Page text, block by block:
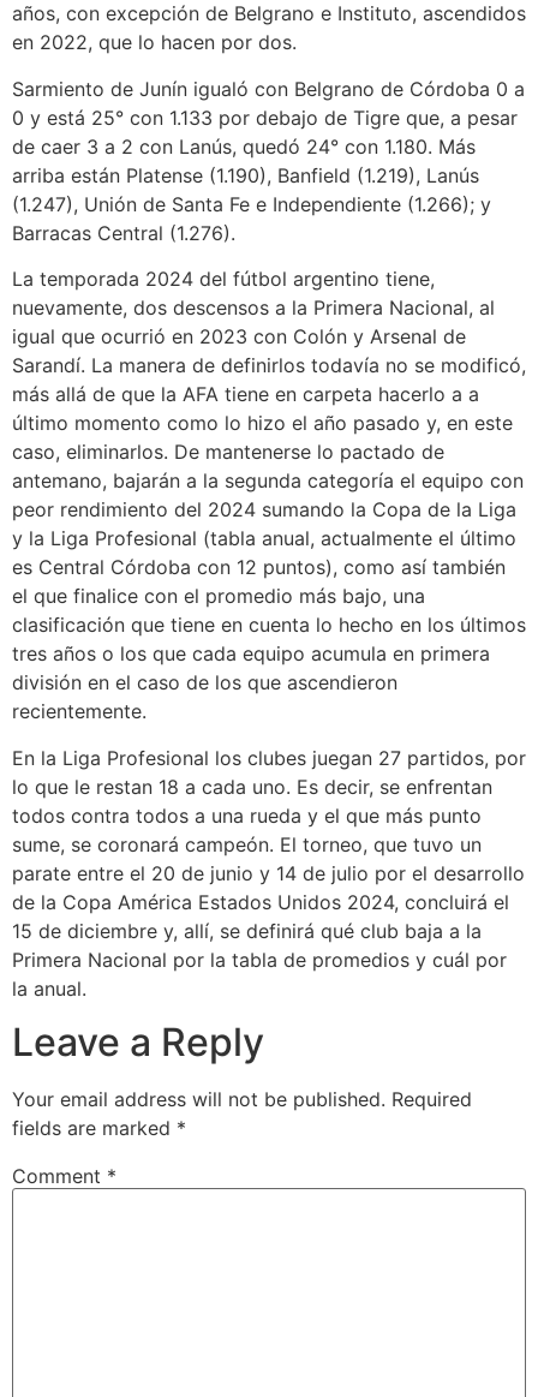
años, con excepción de Belgrano e Instituto, ascendidos
en 2022, que lo hacen por dos.
Sarmiento de Junín igualó con Belgrano de Córdoba 0 a
0 y está 25° con 1.133 por debajo de Tigre que, a pesar
de caer 3 a 2 con Lanús, quedó 24° con 1.180. Más
arriba están Platense (1.190), Banfield (1.219), Lanús
(1.247), Unión de Santa Fe e Independiente (1.266); y
Barracas Central (1.276).
La temporada 2024 del fútbol argentino tiene,
nuevamente, dos descensos a la Primera Nacional, al
igual que ocurrió en 2023 con Colón y Arsenal de
Sarandí. La manera de definirlos todavía no se modificó,
más allá de que la AFA tiene en carpeta hacerlo a a
último momento como lo hizo el año pasado y, en este
caso, eliminarlos. De mantenerse lo pactado de
antemano, bajarán a la segunda categoría el equipo con
peor rendimiento del 2024 sumando la Copa de la Liga
y la Liga Profesional (tabla anual, actualmente el último
es Central Córdoba con 12 puntos), como así también
el que finalice con el promedio más bajo, una
clasificación que tiene en cuenta lo hecho en los últimos
tres años o los que cada equipo acumula en primera
división en el caso de los que ascendieron
recientemente.
En la Liga Profesional los clubes juegan 27 partidos, por
lo que le restan 18 a cada uno. Es decir, se enfrentan
todos contra todos a una rueda y el que más punto
sume, se coronará campeón. El torneo, que tuvo un
parate entre el 20 de junio y 14 de julio por el desarrollo
de la Copa América Estados Unidos 2024, concluirá el
15 de diciembre y, allí, se definirá qué club baja a la
Primera Nacional por la tabla de promedios y cuál por
la anual.
Leave a Reply
Your email address will not be published. Required
fields are marked *
Comment *